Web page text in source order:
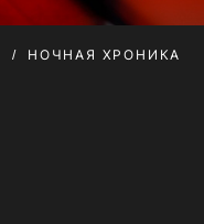
НОЧНАЯ ХРОНИКА